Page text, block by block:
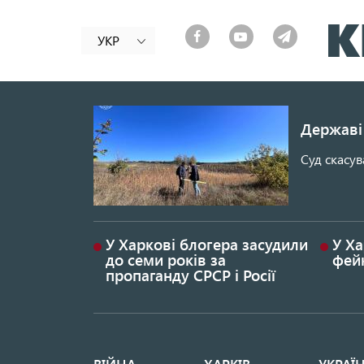
УКР
Державі
Суд
У Харкові блогера засудили
до семи років за
пропаганду СРСР і Росії
У